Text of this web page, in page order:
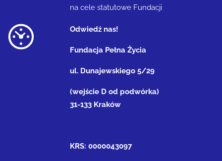
na cele statutowe Fundacji
Odwiedź nas!
Fundacja Pełna Życia
ul. Dunajewskiego 5/29
(wejście D od podwórka)
31-133 Kraków
KRS: 0000043097